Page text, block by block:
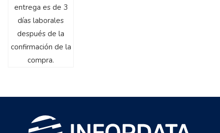
entrega es de 3
días laborales
después de la
confirmación de la
compra.